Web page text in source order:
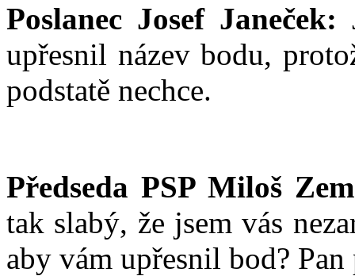
Poslanec Josef Janeček:
upřesnil název bodu,
podstatě nechce.
Předseda PSP Miloš
tak slabý, že jsem vás
aby vám upřesnil bod?